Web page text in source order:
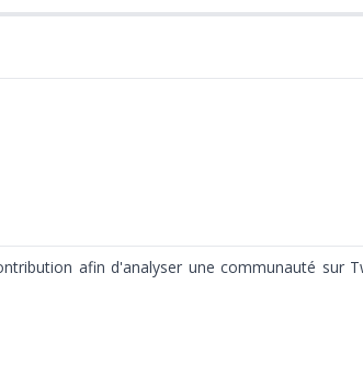
afin d'analyser une communauté sur